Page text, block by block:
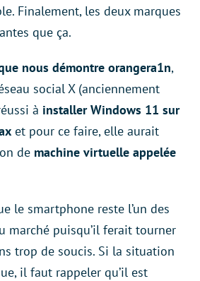
Finalement, les deux marques
que ça.
nous démontre orangera1n,
social X (anciennement
à installer Windows 11 sur
et pour ce faire, elle aurait
de machine virtuelle appelée
le smartphone reste l’un des
marché puisqu’il ferait tourner
trop de soucis. Si la situation
il faut rappeler qu’il est